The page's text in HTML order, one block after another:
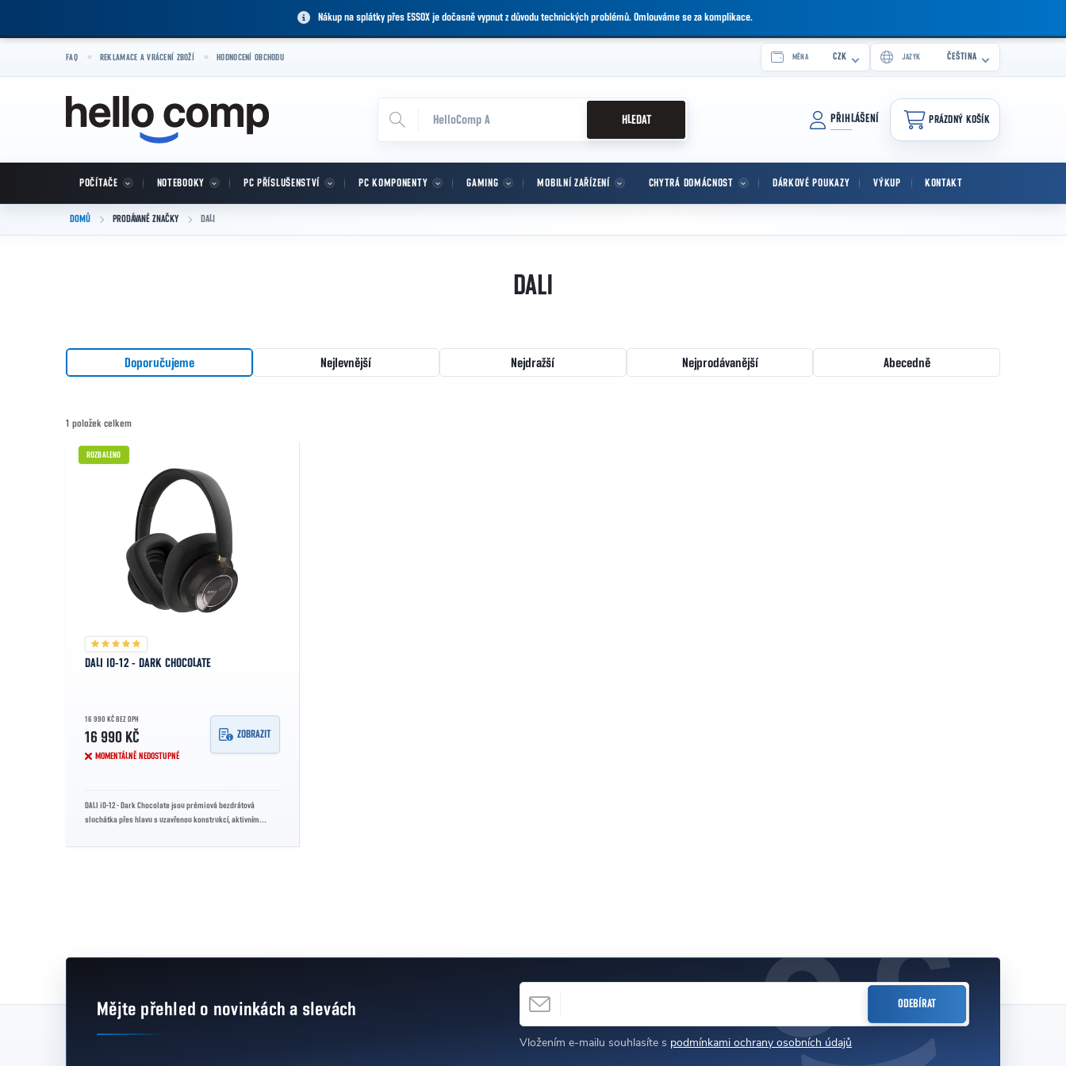
Nákup na splátky přes ESSOX je dočasně vypnut z důvodu technických problémů. Omlouváme se za komplikace.
FAQ REKLAMACE A VRÁCENÍ ZBOŽÍ HODNOCENÍ OBCHODU MĚNA CZK JAZYK ČEŠTINA
HLEDAT PŘIHLÁŠENÍ
NÁKUPNÍ KOŠÍK
PRÁZDNÝ KOŠÍK
POČÍTAČE NOTEBOOKY PC PŘÍSLUŠENSTVÍ PC KOMPONENTY GAMING MOBILNÍ ZAŘÍZENÍ CHYTRÁ DOMÁCNOST DÁRKOVÉ POUKAZY VÝKUP KONTAKT
DOMŮ PRODÁVANÉ ZNAČKY DALI
DALI
Řazení produktů
Doporučujeme Nejlevnější Nejdražší Nejprodávanější Abecedně
1 položek celkem
Výpis produktů
ROZBALENO
DALI IO-12 - DARK CHOCOLATE
16 990 KČ BEZ DPH
16 990 KČ
MOMENTÁLNĚ NEDOSTUPNÉ
ZOBRAZIT
DALI iO-12 - Dark Chocolate jsou prémiová bezdrátová
sluchátka přes hlavu s uzavřenou konstrukcí, aktivním
Mějte přehled o novinkácha slevách E-MAIL
Vložením e-mailu souhlasíte s podmínkami ochrany osobních údajů
ODEBÍRAT